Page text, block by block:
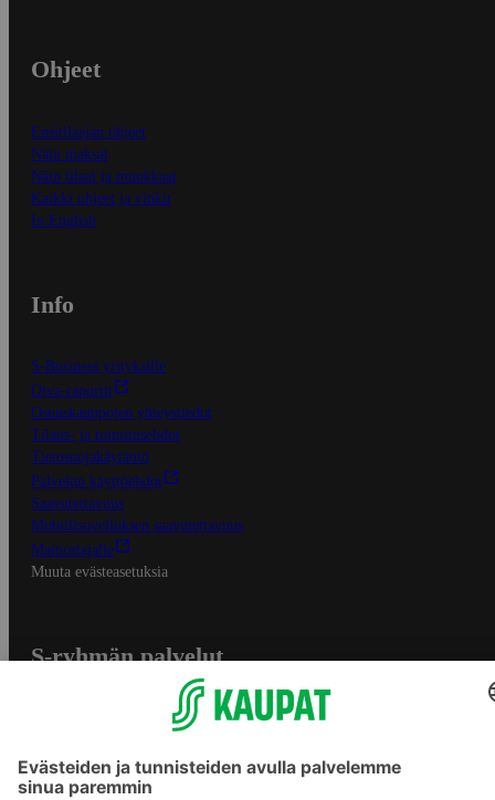
Ohjeet
Ensitilaajan ohjeet
Näin maksat
Näin tilaat ja muokkaat
Kaikki ohjeet ja vinkit
In English
Info
S-Business yrityksille
Oiva-raportit
Osuuskauppojen yhteystiedot
Tilaus- ja toimitusehdot
Tietosuojakäytäntö
Palvelun käyttöehdot
Saavutettavuus
Mobiilisovelluksen saavutettavuus
Mainostajalle
Muuta evästeasetuksia
S-ryhmän palvelut
Yhteishyvä Ruoka -sovellus
S-ostoslista -sovellus